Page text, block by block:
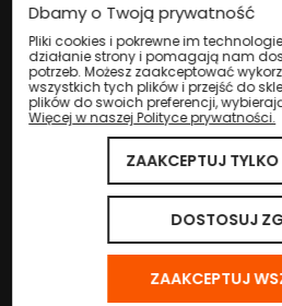
Nadzór nad
leczniczymi
Wojewódzki
Katowicach.
© 2024 Eco Life Group.
Dbamy o Twoją prywatność
Pliki cookies i pokrewne im
działanie strony i pomagają nam
potrzeb. Możesz zaakceptować
wszystkich tych plików i przejść do
plików do swoich preferencji,
Więcej w naszej Polityce prywatności.
ZAAKCEPTUJ TYLKO
DOSTOSUJ
ZAAKCEPTUJ